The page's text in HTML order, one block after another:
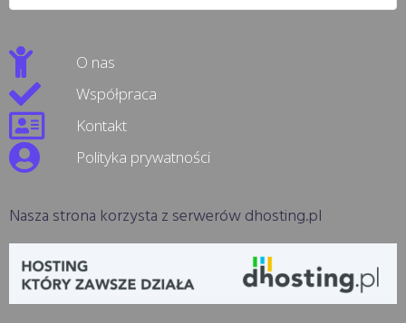
O nas
Współpraca
Kontakt
Polityka prywatności
Nasza strona korzysta z serwerów dhosting.pl